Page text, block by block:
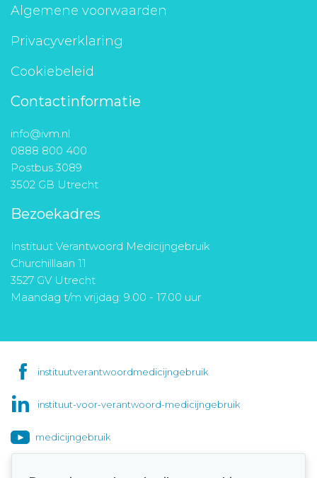
Algemene voorwaarden
Privacyverklaring
Cookiebeleid
Contactinformatie
info@ivm.nl
0888 800 400
Postbus 3089
3502 GB Utrecht
Bezoekadres
Instituut Verantwoord Medicijngebruik
Churchilllaan 11
3527 GV Utrecht
Maandag t/m vrijdag: 9.00 - 17.00 uur
instituutverantwoordmedicijngebruik
instituut-voor-verantwoord-medicijngebruik
medicijngebruik